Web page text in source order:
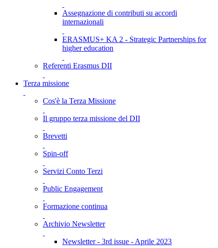
Assegnazione di contributi su accordi
internazionali
ERASMUS+ KA 2 - Strategic Partnerships for
higher education
Referenti Erasmus DII
Terza missione
Cos'è la Terza Missione
Il gruppo terza missione del DII
Brevetti
Spin-off
Servizi Conto Terzi
Public Engagement
Formazione continua
Archivio Newsletter
Newsletter - 3rd issue - Aprile 2023